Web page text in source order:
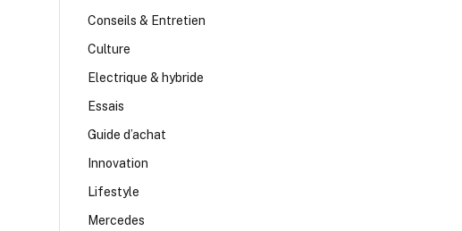
Conseils & Entretien
Culture
Electrique & hybride
Essais
Guide d’achat
Innovation
Lifestyle
Mercedes